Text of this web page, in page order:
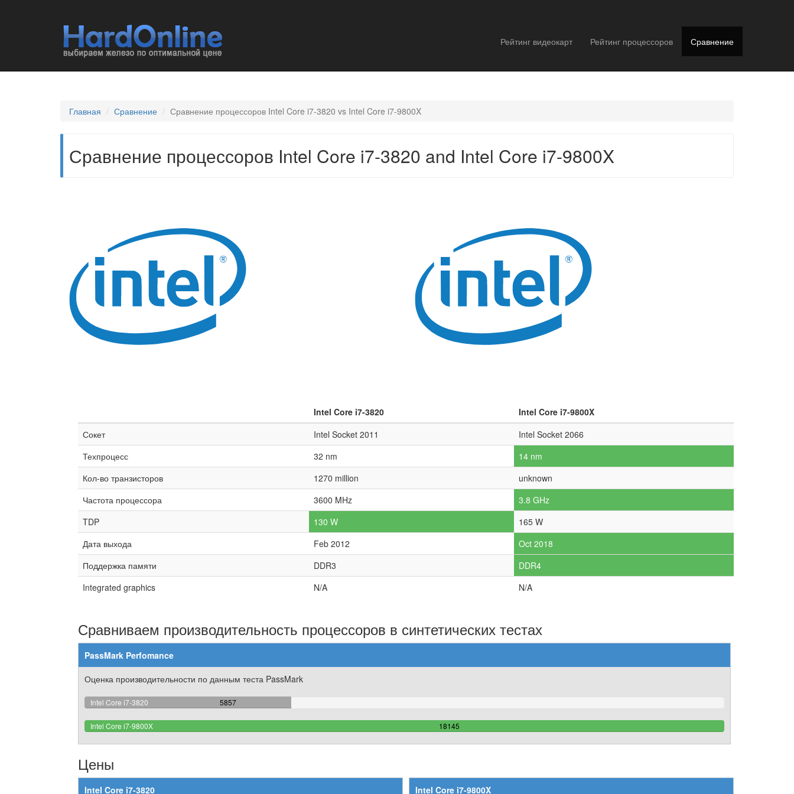
Рейтинг видеокарт Рейтинг процессоров Сравнение
Главная Сравнение Сравнение процессоров Intel Core i7-3820 vs Intel Core i7-9800X
Сравнение процессоров Intel Core i7-3820 and Intel Core i7-9800X
Intel Core i7-3820
Intel Core i7-9800X
Сокет
Intel Socket 2011
Intel Socket 2066
Техпроцесс
32 nm
14 nm
Кол-во транзисторов
1270 million
unknown
Частота процессора
3600 MHz
3.8 GHz
TDP
130 W
165 W
Дата выхода
Feb 2012
Oct 2018
Поддержка памяти
DDR3
DDR4
Integrated graphics
N/A N/A
Сравниваем производительность процессоров в синтетических тестах
PassMark Perfomance
Оценка производительности по данным теста PassMark
Intel Core i7-3820 5857
32.27886470102%
Intel Core i7-9800X
18145
100%
Цены
Intel Core i7-3820 Intel Core i7-9800X